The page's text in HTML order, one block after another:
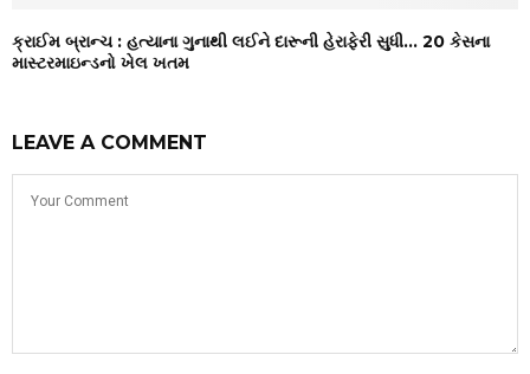
ક્રાઈમ બ્રાન્ચ : હત્યાના ગુનાથી લઈને દારૂની હેરાફેરી સુધી… 20 કેસના
માસ્ટરમાઇન્ડનો ખેલ ખતમ
LEAVE A COMMENT